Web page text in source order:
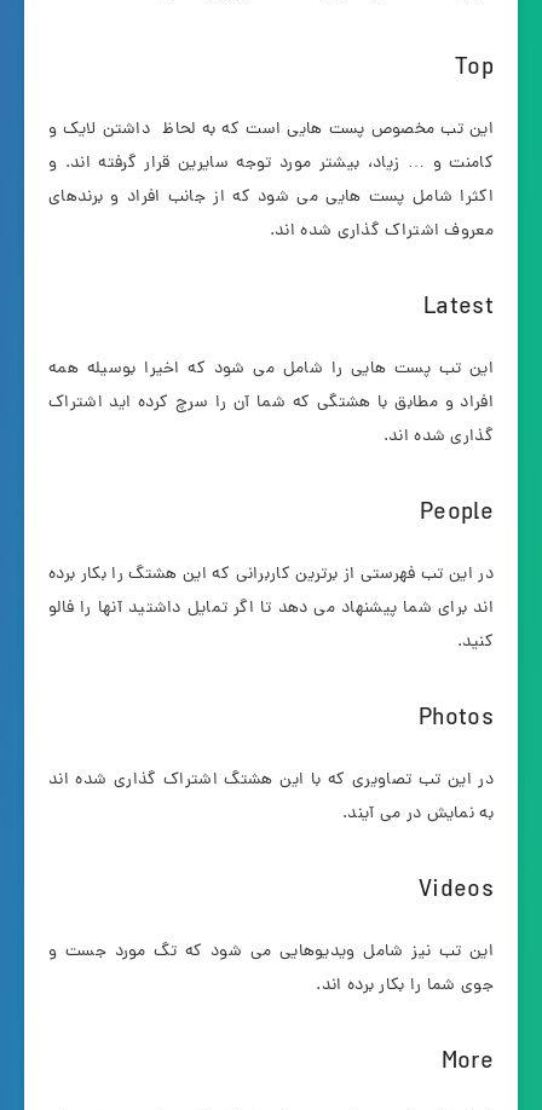
Top
این تب مخصوص پست هایی است که به لحاظ داشتن لایک و
کامنت و … زیاد، بیشتر مورد توجه سایرین قرار گرفته اند. و
اکثرا شامل پست هایی می شود که از جانب افراد و برندهای
معروف اشتراک گذاری شده اند.
Latest
این تب پست هایی را شامل می شود که اخیرا بوسیله همه
افراد و مطابق با هشتگی که شما آن را سرچ کرده اید اشتراک
گذاری شده اند.
People
در این تب فهرستی از برترین کاربرانی که این هشتگ را بکار برده
اند برای شما پیشنهاد می دهد تا اگر تمایل داشتید آنها را فالو
کنید.
Photos
در این تب تصاویری که با این هشتگ اشتراک گذاری شده اند
به نمایش در می آیند.
Videos
این تب نیز شامل ویدیوهایی می شود که تگ مورد جست و
جوی شما را بکار برده اند.
More